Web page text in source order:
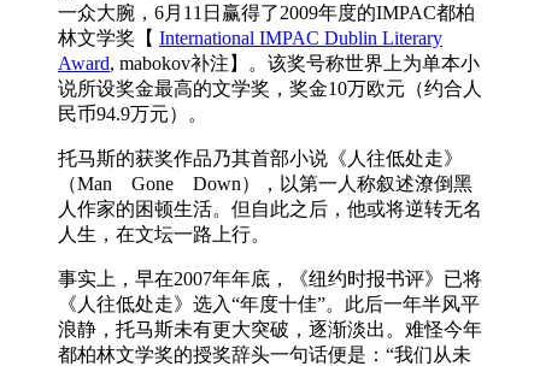
一众大腕，6月11日赢得了2009年度的IMPAC都柏
林文学奖【 International IMPAC Dublin Literary
Award, mabokov补注】。该奖号称世界上为单本小
说所设奖金最高的文学奖，奖金10万欧元（约合人
民币94.9万元）。
托马斯的获奖作品乃其首部小说《人往低处走》
（Man Gone Down），以第一人称叙述潦倒黑
人作家的困顿生活。但自此之后，他或将逆转无名
人生，在文坛一路上行。
事实上，早在2007年年底，《纽约时报书评》已将
《人往低处走》选入“年度十佳”。此后一年半风平
浪静，托马斯未有更大突破，逐渐淡出。难怪今年
都柏林文学奖的授奖辞头一句话便是：“我们从未